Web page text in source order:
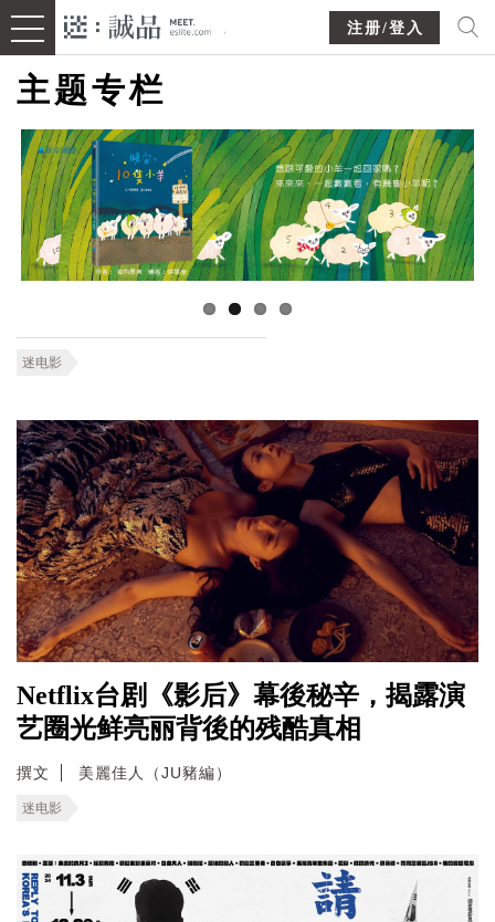
注册/登入
主题专栏
迷电影
Netflix台剧《影后》幕後秘辛，揭露演
艺圈光鲜亮丽背後的残酷真相
撰文 美麗佳人（JU豬編）
迷电影